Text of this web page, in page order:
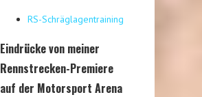
RS-Schräglagentraining
Eindrücke von meiner
Rennstrecken-Premiere
auf der Motorsport Arena